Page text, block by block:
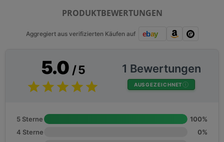
PRODUKTBEWERTUNGEN
Aggregiert aus verifizierten Käufen auf
5.0 / 5 1 Bewertungen
AUSGEZEICHNET
5 Sterne
100%
4 Sterne
0%